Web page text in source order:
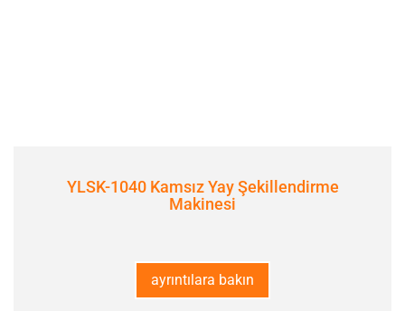
YLSK-1040 Kamsız Yay Şekillendirme
Makinesi
ayrıntılara bakın